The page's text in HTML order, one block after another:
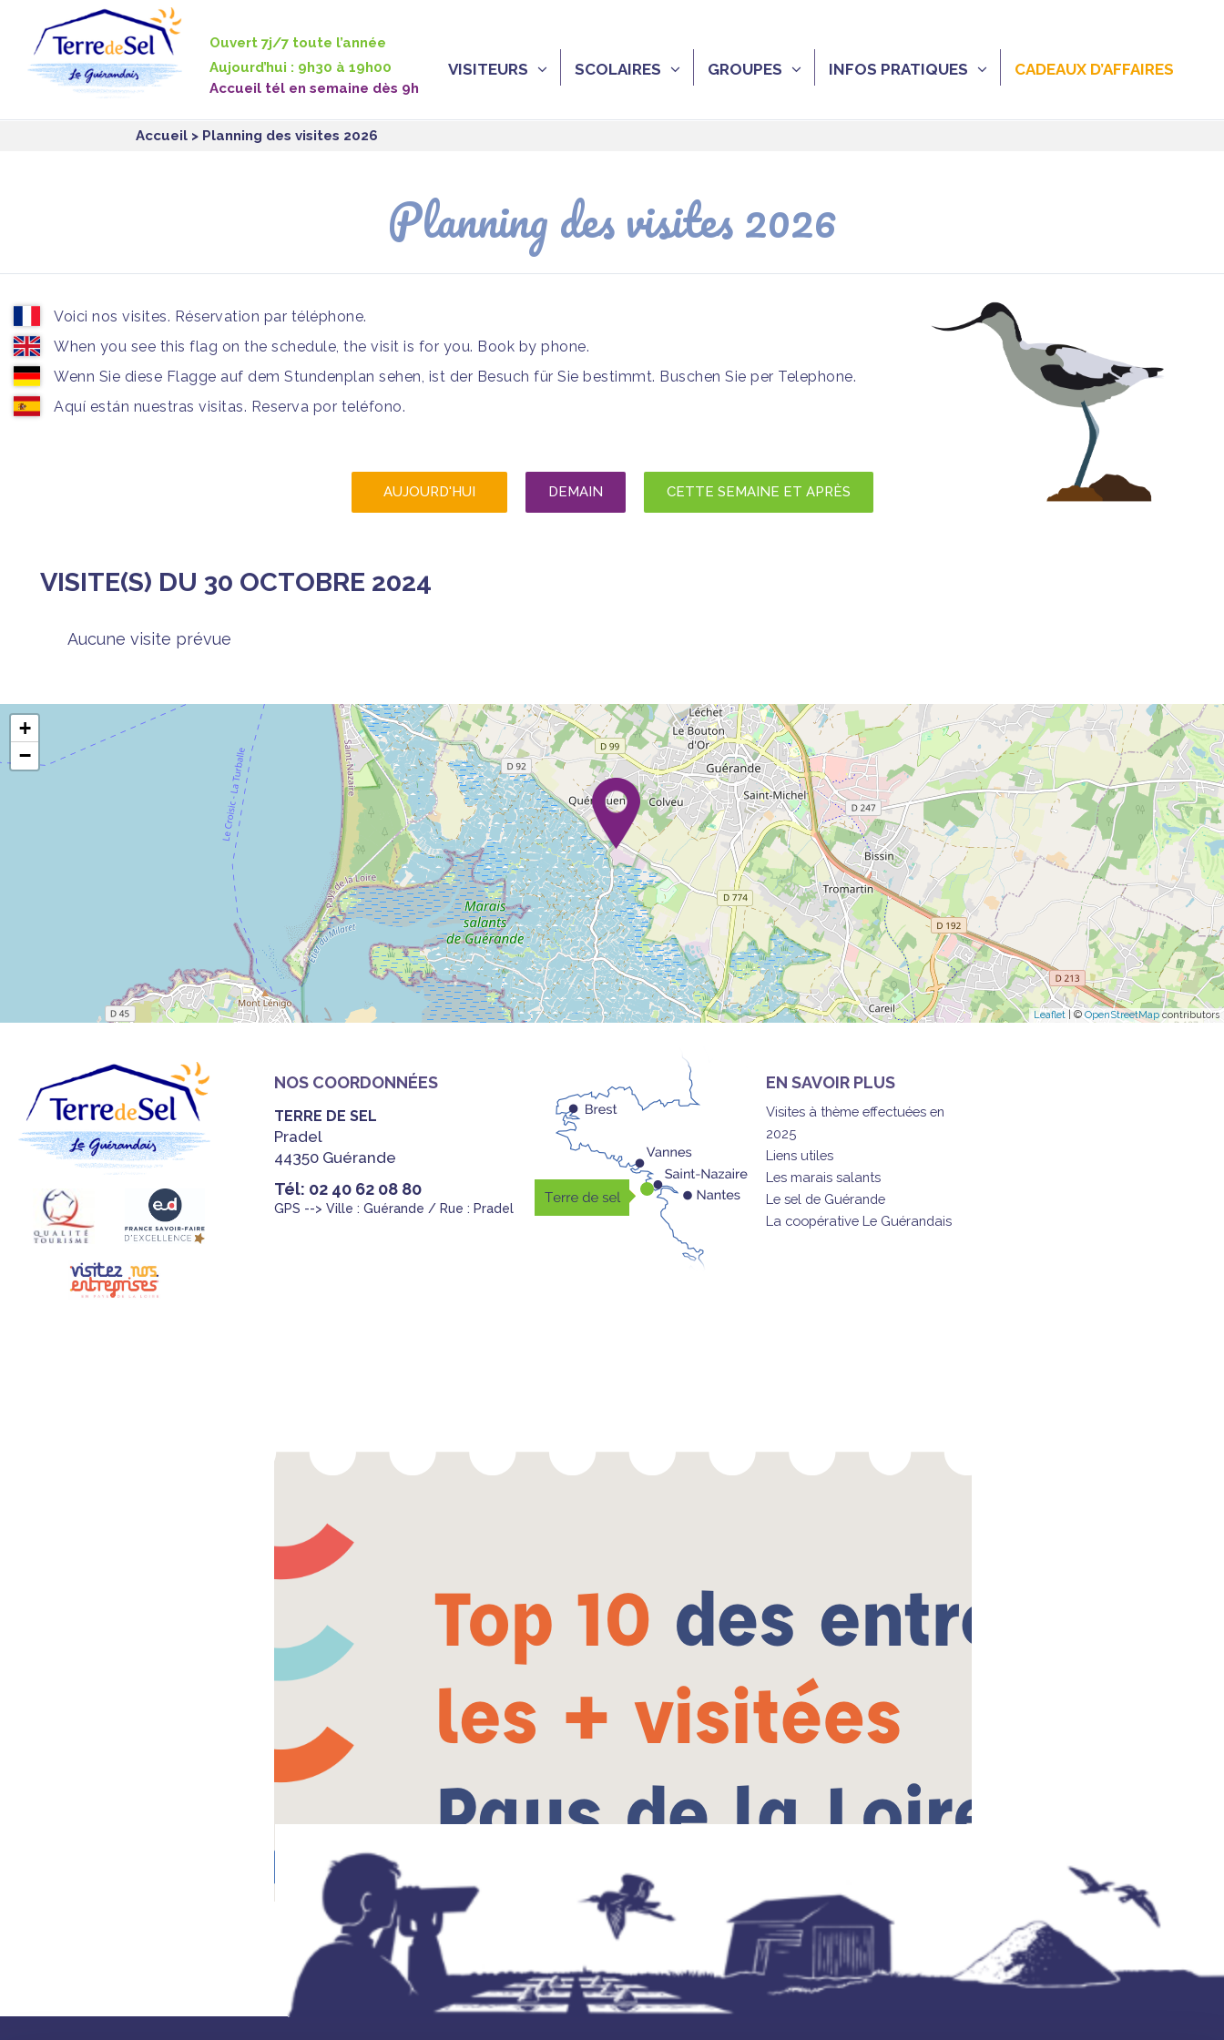
Ouvert 7j/7 toute l’année
Aujourd’hui : 9h30 à 19h00
Accueil tél en semaine dès 9h
VISITEURS SCOLAIRES GROUPES INFOS PRATIQUES CADEAUX D’AFFAIRES
Accueil > Planning des visites 2026
Planning des visites 2026
Voici nos visites. Réservation par téléphone.
When you see this flag on the schedule, the visit is for you. Book by phone.
Wenn Sie diese Flagge auf dem Stundenplan sehen, ist der Besuch für Sie bestimmt. Buschen Sie per Telephone.
Aquí están nuestras visitas. Reserva por teléfono.
AUJOURD'HUI DEMAIN CETTE SEMAINE ET APRÈS
VISITE(S) DU 30 OCTOBRE 2024
Aucune visite prévue
+
−
Leaflet | © OpenStreetMap contributors
NOS COORDONNÉES
TERRE DE SEL
Pradel
44350 Guérande
Tél: 02 40 62 08 80
GPS --> Ville : Guérande / Rue : Pradel
EN SAVOIR PLUS
Visites à thème effectuées en
2025
Liens utiles
Les marais salants
Le sel de Guérande
La coopérative Le Guérandais
Panneau de gestion des cookies